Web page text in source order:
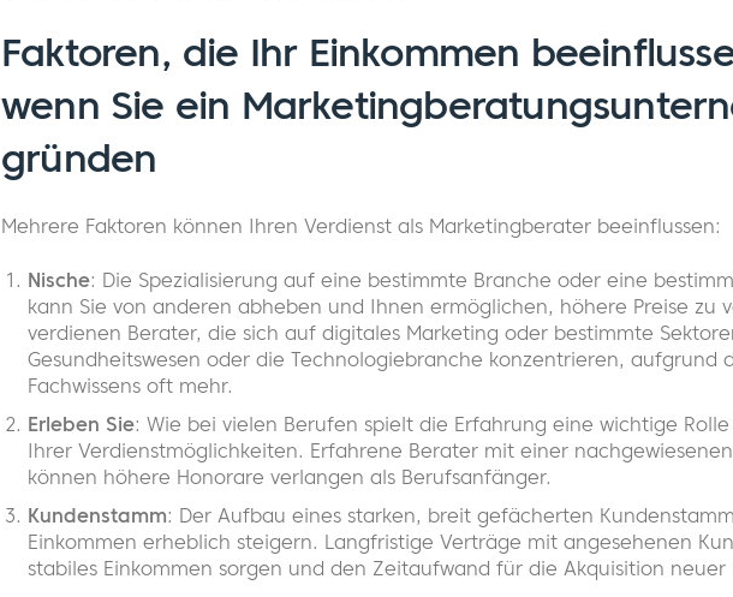
Faktoren, die Ihr Einkommen
wenn Sie ein
gründen
Mehrere Faktoren können Ihren Verdienst als Marketingberater beeinflussen:
Nische: Die Spezialisierung auf eine bestimmte Branche oder eine
kann Sie von anderen abheben und Ihnen ermöglichen, höhere Preise zu
verdienen Berater, die sich auf digitales Marketing oder bestimmte
Gesundheitswesen oder die Technologiebranche konzentrieren, aufgrund
Fachwissens oft mehr.
Erleben Sie: Wie bei vielen Berufen spielt die Erfahrung eine wichtige
Ihrer Verdienstmöglichkeiten. Erfahrene Berater mit einer
können höhere Honorare verlangen als Berufsanfänger.
Kundenstamm: Der Aufbau eines starken, breit gefächerten
Einkommen erheblich steigern. Langfristige Verträge mit angesehenen
stabiles Einkommen sorgen und den Zeitaufwand für die Akquisition neuer